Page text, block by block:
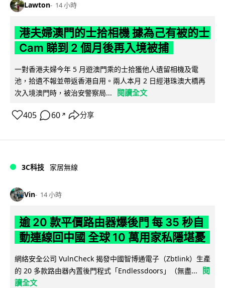
Lawton 14 小時
港夫婦澳門的士拾相機 據為己有被的士
Cam 睇到 2 個月後再入境被捕
一對香港夫婦今年 5 月遊澳門乘的士拾獲他人遺留相機及電
池，拾遺不報並帶返香港自用。兩人本月 2 日經港珠澳大橋再
次入境澳門時，被治安警察局...
閱讀全文
405 60 ↗ 分享
3C科技 家居無線
Vin 14 小時
逾 20 款平價路由器爆後門 每 35 秒自
動連線回中國 全球 10 萬用家私隱堪憂
網絡安全公司 VulnCheck 揭發中國智博通電子（Zbtlink）生產
的 20 多款路由器內置後門程式「Endlessdoors」（無盡...
閱
讀全文